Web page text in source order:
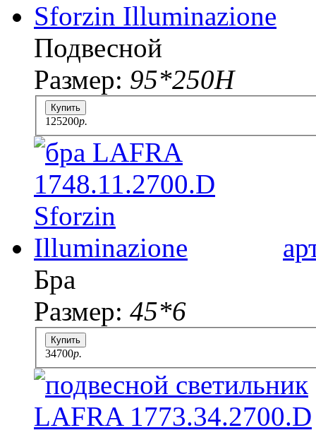
Подвесной
Размер: 95*250H
Купить
125200p.
Бра
Размер: 45*6
Купить
34700p.